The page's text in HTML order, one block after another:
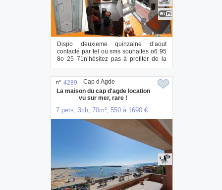
Dispo deuxieme quinzaine d’aout
contacté par tel ou sms souhaites o6 95
8o 25 71n’hésitez pas à profiter de la
situ...
n° 4289
La maison du cap d'agde location
vu sur mer, rare !
7 pers, 3ch, 70m², 550 à 1690 €
Cap d Agde